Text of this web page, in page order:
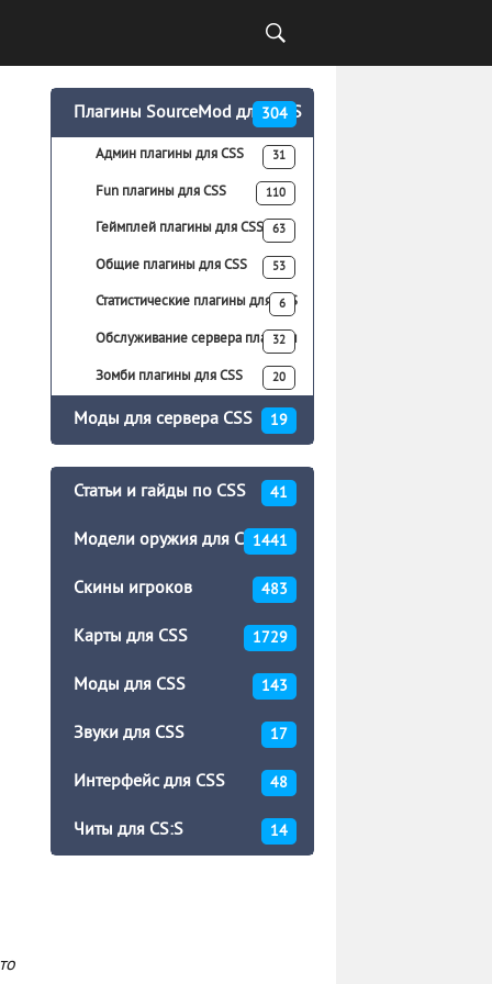
Плагины SourceMod для CS:S
304
Админ плагины для CSS 31
Fun плагины для CSS 110
Геймплей плагины для CSS 63
Общие плагины для CSS 53
Статистические плагины для CSS
6
Обслуживание сервера плагины
для CSS
32
Зомби плагины для CSS 20
Моды для сервера CSS 19
Статьи и гайды по CSS 41
Модели оружия для CSS1441
Скины игроков 483
Карты для CSS 1729
Моды для CSS 143
Звуки для CSS 17
Интерфейс для CSS 48
Читы для CS:S 14